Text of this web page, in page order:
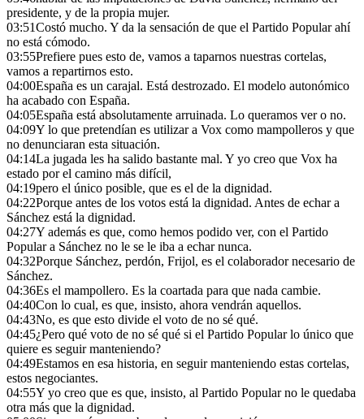
presidente, y de la propia mujer.
03:51Costó mucho. Y da la sensación de que el Partido Popular ahí
no está cómodo.
03:55Prefiere pues esto de, vamos a taparnos nuestras cortelas,
vamos a repartirnos esto.
04:00España es un carajal. Está destrozado. El modelo autonómico
ha acabado con España.
04:05España está absolutamente arruinada. Lo queramos ver o no.
04:09Y lo que pretendían es utilizar a Vox como mampolleros y que
no denunciaran esta situación.
04:14La jugada les ha salido bastante mal. Y yo creo que Vox ha
estado por el camino más difícil,
04:19pero el único posible, que es el de la dignidad.
04:22Porque antes de los votos está la dignidad. Antes de echar a
Sánchez está la dignidad.
04:27Y además es que, como hemos podido ver, con el Partido
Popular a Sánchez no le se le iba a echar nunca.
04:32Porque Sánchez, perdón, Frijol, es el colaborador necesario de
Sánchez.
04:36Es el mampollero. Es la coartada para que nada cambie.
04:40Con lo cual, es que, insisto, ahora vendrán aquellos.
04:43No, es que esto divide el voto de no sé qué.
04:45¿Pero qué voto de no sé qué si el Partido Popular lo único que
quiere es seguir manteniendo?
04:49Estamos en esa historia, en seguir manteniendo estas cortelas,
estos negociantes.
04:55Y yo creo que es que, insisto, al Partido Popular no le quedaba
otra más que la dignidad.